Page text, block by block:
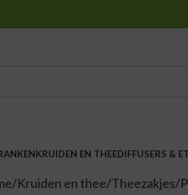
KRUIDEN EN THEEDIFFUSERS &
Kruiden en thee Theezakjes